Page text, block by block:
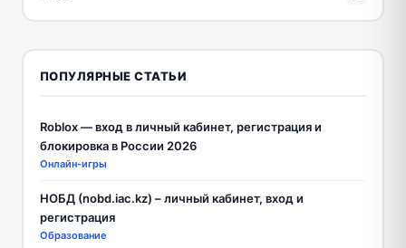
ПОПУЛЯРНЫЕ СТАТЬИ
Roblox — вход в личный кабинет, регистрация и
блокировка в России 2026
Онлайн-игры
НОБД (nobd.iac.kz) – личный кабинет, вход и
регистрация
Образование